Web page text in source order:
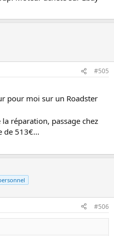
#505
pour moi sur un Roadster
réparation, passage chez
de 513€...
#506